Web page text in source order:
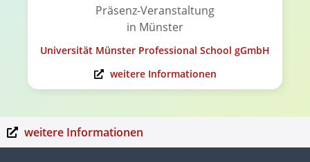
Präsenz-Veranstaltung
in Münster
Universität Münster Professional School gGmbH
weitere Informationen
weitere Informationen